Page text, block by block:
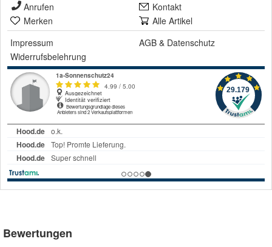
Anrufen
Kontakt
Merken
Alle Artikel
Impressum
AGB & Datenschutz
Widerrufsbelehrung
Bewertungen